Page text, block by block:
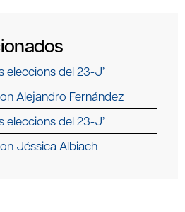
eleccions del 23-J’
Alejandro Fernández
eleccions del 23-J’
Jéssica Albiach